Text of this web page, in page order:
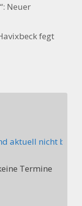
Neuer
fegt
nicht
Termine